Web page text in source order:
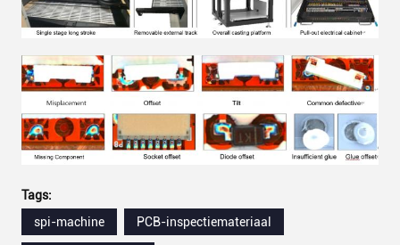
Tags:
spi-machine
PCB-inspectiemateriaal